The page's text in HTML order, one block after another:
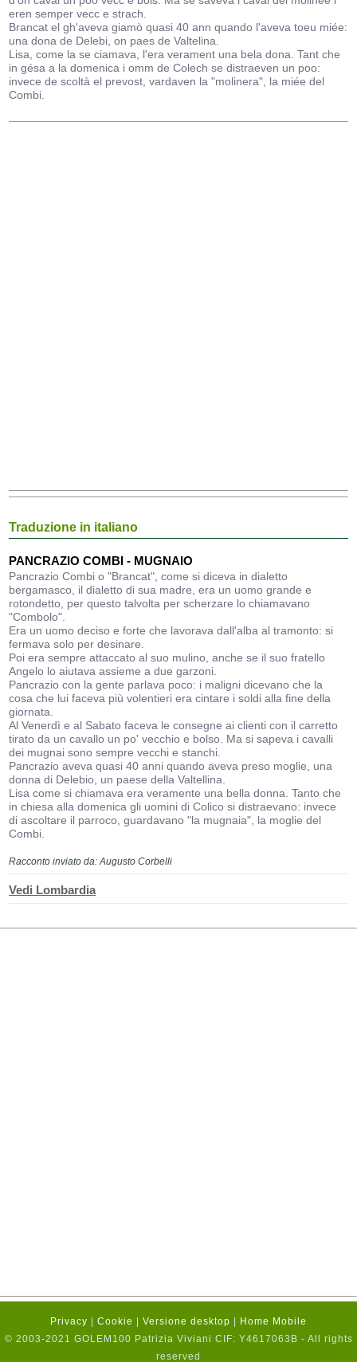
eren semper vecc e strach.
Brancat el gh'aveva giamò quasi 40 ann quando l'aveva toeu miée:
una dona de Delebi, on paes de Valtelina.
Lisa, come la se ciamava, l'era verament una bela dona. Tant che
in gésa a la domenica i omm de Colech se distraeven un poo:
invece de scoltà el prevost, vardaven la "molinera", la miée del
Combi.
Traduzione in italiano
PANCRAZIO COMBI - MUGNAIO
Pancrazio Combi o "Brancat", come si diceva in dialetto
bergamasco, il dialetto di sua madre, era un uomo grande e
rotondetto, per questo talvolta per scherzare lo chiamavano
"Combolo".
Era un uomo deciso e forte che lavorava dall'alba al tramonto: si
fermava solo per desinare.
Poi era sempre attaccato al suo mulino, anche se il suo fratello
Angelo lo aiutava assieme a due garzoni.
Pancrazio con la gente parlava poco: i maligni dicevano che la
cosa che lui faceva più volentieri era cintare i soldi alla fine della
giornata.
Al Venerdì e al Sabato faceva le consegne ai clienti con il carretto
tirato da un cavallo un po' vecchio e bolso. Ma si sapeva i cavalli
dei mugnai sono sempre vecchi e stanchi.
Pancrazio aveva quasi 40 anni quando aveva preso moglie, una
donna di Delebio, un paese della Valtellina.
Lisa come si chiamava era veramente una bella donna. Tanto che
in chiesa alla domenica gli uomini di Colico si distraevano: invece
di ascoltare il parroco, guardavano "la mugnaia", la moglie del
Combi.
Racconto inviato da: Augusto Corbelli
Vedi Lombardia
Privacy Cookie Versione desktop
Home Mobile
© 2003-2021 GOLEM100 Patrizia Viviani CIF: Y4617063B - All rights
reserved